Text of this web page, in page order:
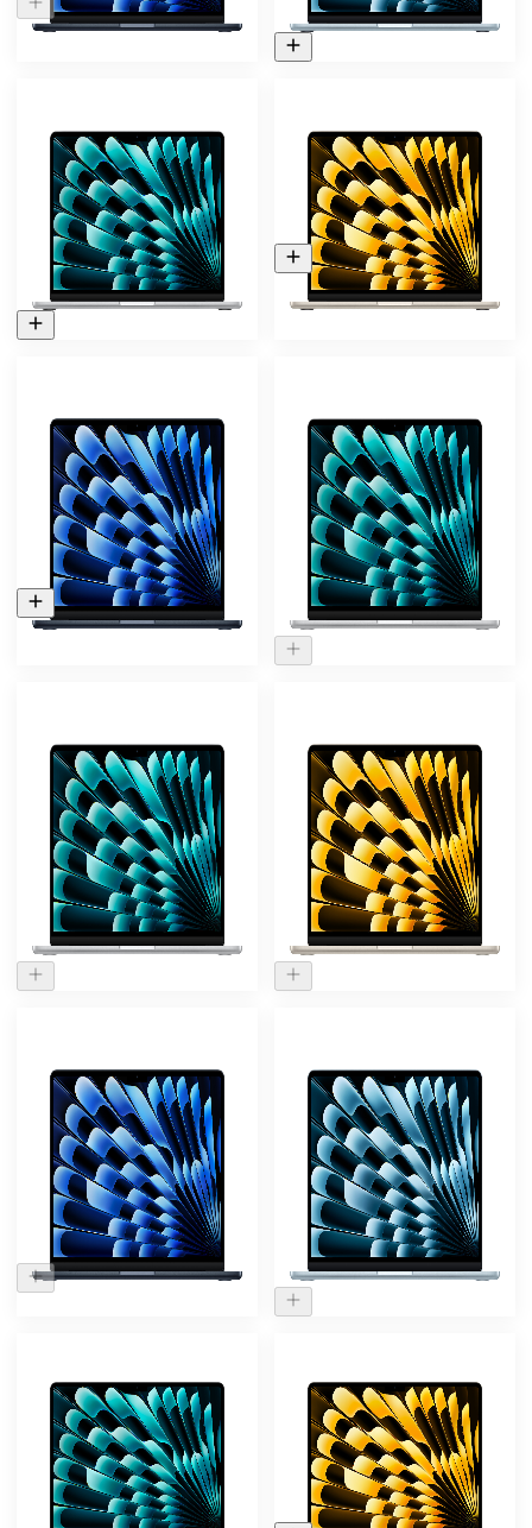
Ноутбук Apple MacBook
Air 13.6 (2025) M4 16/512
ГБ Серебристый
125 000₽
107.300 ₽
Air 13.6 (2025) M4 16/512
ГБ Сияющая звезда
107.300 ₽
Ноутбук Apple MacBook
Air 13.6 (2025) M4 16/512
ГБ Темная ночь
125 000₽
107.300 ₽
Нет в наличии
Ноутбук Apple MacBook
Air 13.6 (2025) M4 24/512
ГБ Небесно-голубой
(MC6V4)
147 000₽
118.000 ₽
Нет в наличии
Ноутбук Apple MacBook
Air 13.6 (2025) M4 24/512
ГБ Серебристый
(MC654)
147 000₽
118.000 ₽
Нет в наличии
Ноутбук Apple MacBook
Air 13.6 (2025) M4 24/512
ГБ Сияющая звезда
(MC6A4)
147 000₽
118.000 ₽
Нет в наличии
Ноутбук Apple MacBook
Air 13.6 (2025) M4 24/512
ГБ Темная ночь (MC6C4)
147 000₽
118.000 ₽
Нет в наличии
Ноутбук Apple MacBook
Air 15.3 (2025) M4 16/256
ГБ Небесно-голубой
(MC7A4)
103 000₽
102.000 ₽
Нет в наличии
Ноутбук Apple MacBook
Air 15.3 (2025) M4 16/256
ГБ Серебристый
(MW1G3)
107.000 ₽
Ноутбук Apple MacBook
Air 15.3 (2025) M4 16/256
ГБ Сияющая звезда
(MW1J3)
108.300 ₽